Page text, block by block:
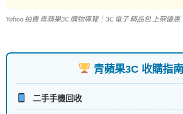
Yahoo 拍賣 青蘋果3C 購物導覽｜3C 電子 精品包 上架優惠
青蘋果3C 收購指南
二手手機回收